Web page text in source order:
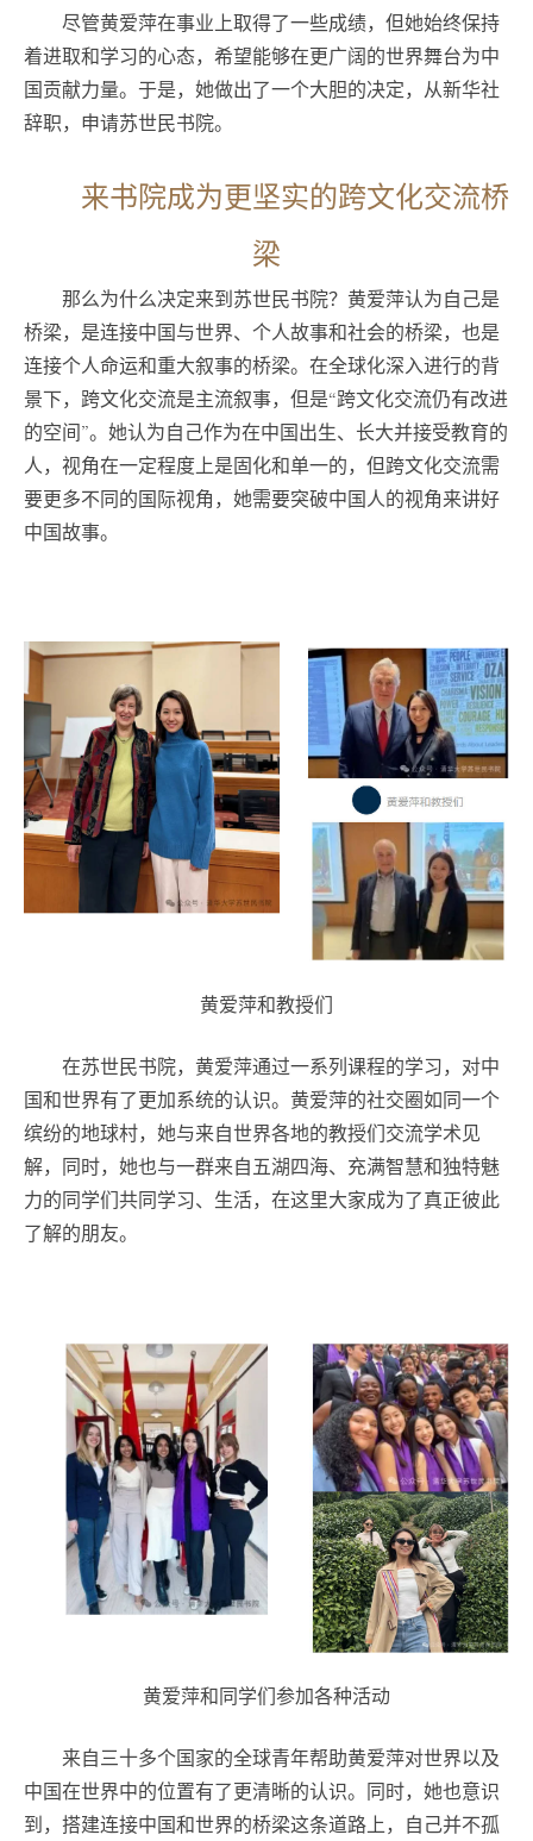
尽管黄爱萍在事业上取得了一些成绩，但她始终保持
着进取和学习的心态，希望能够在更广阔的世界舞台为中
国贡献力量。于是，她做出了一个大胆的决定，从新华社
辞职，申请苏世民书院。
来书院成为更坚实的跨文化交流桥
梁
那么为什么决定来到苏世民书院？黄爱萍认为自己是
桥梁，是连接中国与世界、个人故事和社会的桥梁，也是
连接个人命运和重大叙事的桥梁。在全球化深入进行的背
景下，跨文化交流是主流叙事，但是“跨文化交流仍有改进
的空间”。她认为自己作为在中国出生、长大并接受教育的
人，视角在一定程度上是固化和单一的，但跨文化交流需
要更多不同的国际视角，她需要突破中国人的视角来讲好
中国故事。
黄爱萍和教授们
在苏世民书院，黄爱萍通过一系列课程的学习，对中
国和世界有了更加系统的认识。黄爱萍的社交圈如同一个
缤纷的地球村，她与来自世界各地的教授们交流学术见
解，同时，她也与一群来自五湖四海、充满智慧和独特魅
力的同学们共同学习、生活，在这里大家成为了真正彼此
了解的朋友。
黄爱萍和同学们参加各种活动
来自三十多个国家的全球青年帮助黄爱萍对世界以及
中国在世界中的位置有了更清晰的认识。同时，她也意识
到，搭建连接中国和世界的桥梁这条道路上，自己并不孤